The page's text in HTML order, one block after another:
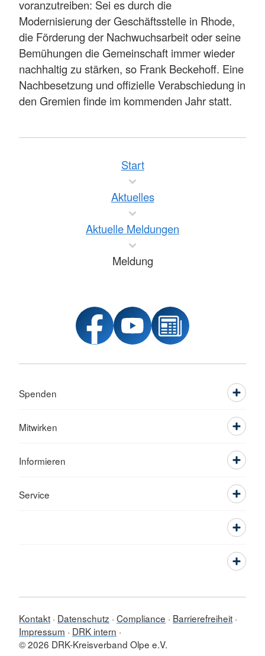
voranzutreiben: Sei es durch die
Modernisierung der Geschäftsstelle in Rhode,
die Förderung der Nachwuchsarbeit oder seine
Bemühungen die Gemeinschaft immer wieder
nachhaltig zu stärken, so Frank Beckehoff. Eine
Nachbesetzung und offizielle Verabschiedung in
den Gremien finde im kommenden Jahr statt.
Start
Aktuelles
Aktuelle Meldungen
Meldung
Spenden
Mitwirken
Informieren
Service
Kontakt Datenschutz Compliance
Barrierefreiheit
Impressum
DRK intern
© 2026 DRK-Kreisverband Olpe e.V.